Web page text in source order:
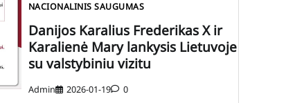
NACIONALINIS SAUGUMAS
Danijos Karalius Frederikas X ir
Karalienė Mary lankysis Lietuvoje
su valstybiniu vizitu
Admin 2026-01-19 0